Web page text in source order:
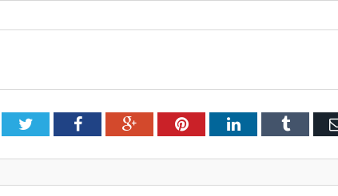
TwitterFacebookGoogle+PinterestLinkedInTumblr